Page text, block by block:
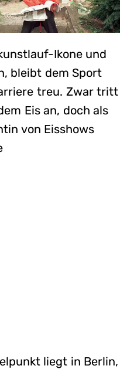
Ikone und
bleibt dem Sport
treu. Zwar tritt
Eis an, doch als
von Eisshows
liegt in Berlin,